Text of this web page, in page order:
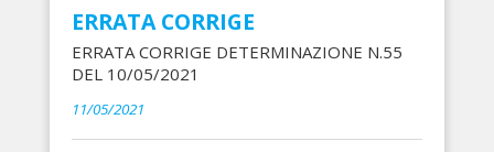
ERRATA CORRIGE
ERRATA CORRIGE DETERMINAZIONE N.55
DEL 10/05/2021
11/05/2021